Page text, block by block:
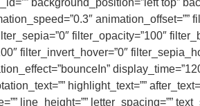
background_position=”left top”
animation_offset=””
filter_opacity=”100″
filter_invert_hover=”0″
highlight_text=””
line_height=”” letter_spacing=””